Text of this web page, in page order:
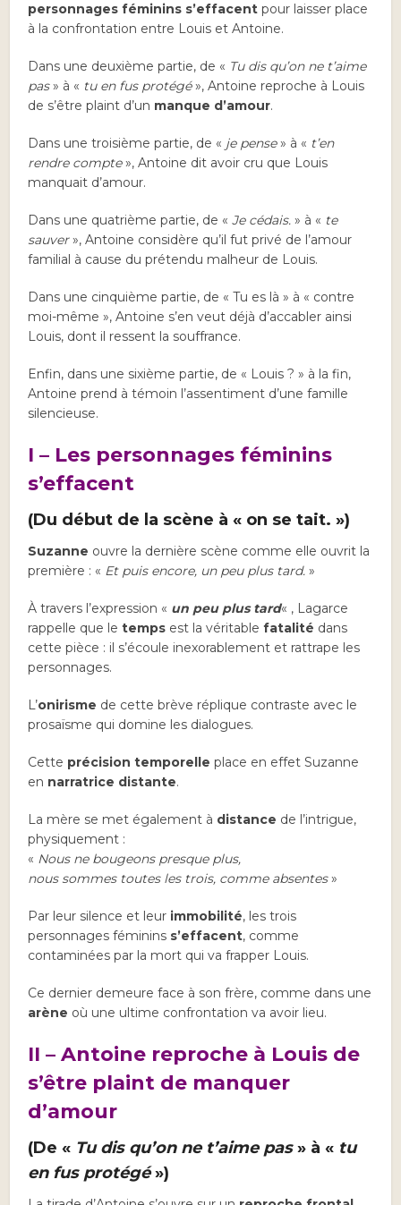
personnages féminins s’effacent pour laisser place
à la confrontation entre Louis et Antoine.
Dans une deuxième partie, de « Tu dis qu’on ne t’aime
pas» à « tu en fus protégé», Antoine reproche à Louis
de s’être plaint d’un manque d’amour.
Dans une troisième partie, de « je pense» à « t’en
rendre compte», Antoine dit avoir cru que Louis
manquait d’amour.
Dans une quatrième partie, de «Je cédais. » à « te
sauver», Antoine considère qu’il fut privé de l’amour
familial à cause du prétendu malheur de Louis.
Dans une cinquième partie, de « Tu es là » à « contre
moi-même », Antoine s’en veut déjà d’accabler ainsi
Louis, dont il ressent la souffrance.
Enfin, dans une sixième partie, de « Louis ? » à la fin,
Antoine prend à témoin l’assentiment d’une famille
silencieuse.
I – Les personnages féminins
s’effacent
(Du début de la scène à « on se tait. »)
Suzanne ouvre la dernière scène comme elle ouvrit la
première : « Et puis encore, un peu plus tard. »
À travers l’expression « un peu plus tard« , Lagarce
rappelle que le temps est la véritable fatalité dans
cette pièce : il s’écoule inexorablement et rattrape les
personnages.
L’onirisme de cette brève réplique contraste avec le
prosaïsme qui domine les dialogues.
Cette précision temporelle place en effet Suzanne
en narratrice distante.
La mère se met également à distance de l’intrigue,
physiquement :
« Nous ne bougeons presque plus,
nous sommes toutes les trois, comme absentes»
Par leur silence et leur immobilité, les trois
personnages féminins s’effacent, comme
contaminées par la mort qui va frapper Louis.
Ce dernier demeure face à son frère, comme dans une
arène où une ultime confrontation va avoir lieu.
II – Antoine reproche à Louis de
s’être plaint de manquer
d’amour
(De « Tu dis qu’on ne t’aime pas» à « tu
en fus protégé»)